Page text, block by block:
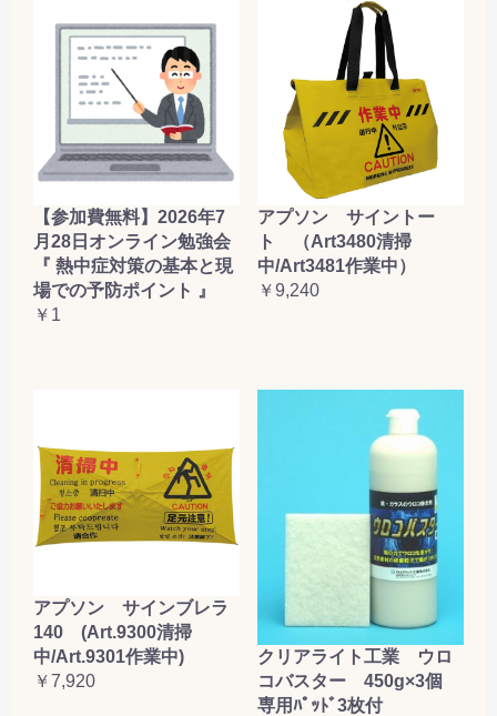
【参加費無料】2026年7
月28日オンライン勉強会
『 熱中症対策の基本と現
場での予防ポイント 』
￥1
アプソン サイントー
ト （Art3480清掃
中/Art3481作業中）
￥9,240
アプソン サインブレラ
140 (Art.9300清掃
中/Art.9301作業中)
￥7,920
クリアライト工業 ウロ
コバスター 450g×3個
専用ﾊﾟｯﾄﾞ3枚付